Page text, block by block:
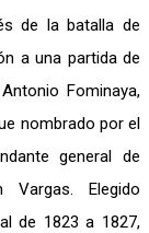
de la batalla de
a una partida de
Fominaya,
nombrado por el
general de
Elegido
de 1823 a 1827,